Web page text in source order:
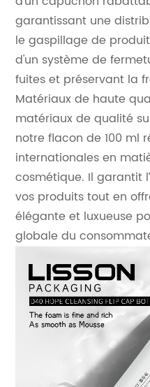
garantissant une
le gaspillage de
d'un système de
fuites et préservant la
Matériaux de haute
matériaux de qualité
notre flacon de 100 ml
internationales en
cosmétique. Il garantit
vos produits tout en
élégante et luxueuse
globale du